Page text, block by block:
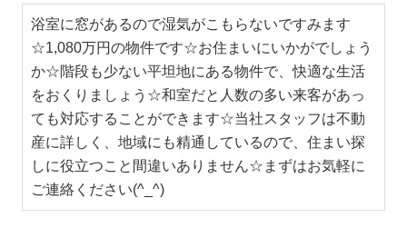
浴室に窓があるので湿気がこもらないですみます
☆1,080万円の物件です☆お住まいにいかがでしょう
か☆階段も少ない平坦地にある物件で、快適な生活
をおくりましょう☆和室だと人数の多い来客があっ
ても対応することができます☆当社スタッフは不動
産に詳しく、地域にも精通しているので、住まい探
しに役立つこと間違いありません☆まずはお気軽に
ご連絡ください(^_^)